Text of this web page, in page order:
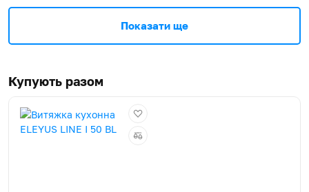
Показати ще
Купують разом